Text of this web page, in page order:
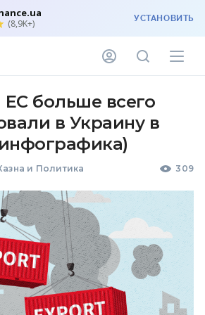
(8,9K+) УСТАНОВИТЬ
ЕС больше всего
в Украину в
и Политика 309